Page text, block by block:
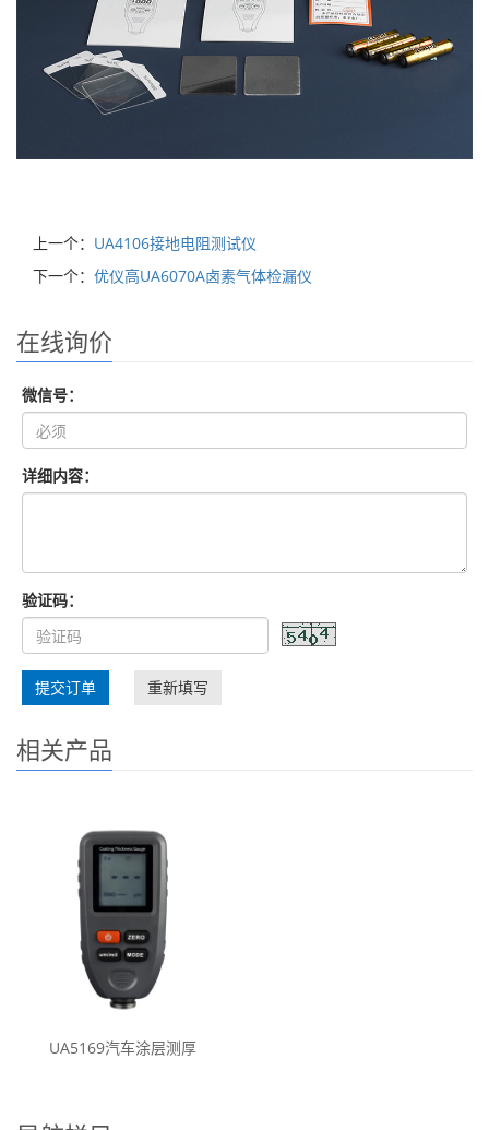
上一个： UA4106接地电阻测试仪
下一个： 优仪高UA6070A卤素气体检漏仪
在线询价
微信号：
详细内容：
验证码：
提交订单 重新填写
相关产品
UA5169汽车涂层测厚